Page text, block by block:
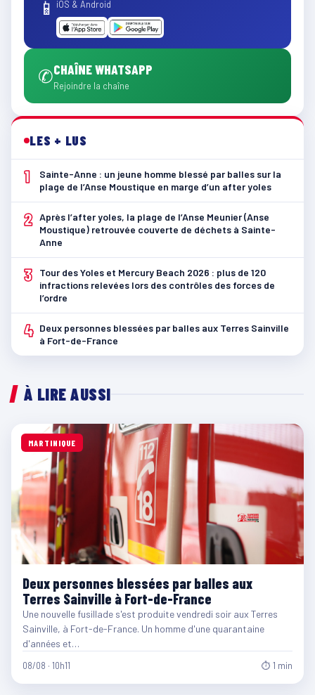
📱 iOS & Android
✆CHAÎNE WHATSAPP
Rejoindre la chaîne
LES + LUS
1
Sainte-Anne : un jeune homme blessé par balles sur la
plage de l’Anse Moustique en marge d’un after yoles
2 Après l’after yoles, la plage de l’Anse Meunier (Anse
Moustique) retrouvée couverte de déchets à Sainte-
Anne
3
Tour des Yoles et Mercury Beach 2026 : plus de 120
infractions relevées lors des contrôles des forces de
l’ordre
4 Deux personnes blessées par balles aux Terres Sainville
à Fort-de-France
À LIRE AUSSI
MARTINIQUE
Deux personnes blessées par balles aux
Terres Sainville à Fort-de-France
Une nouvelle fusillade s'est produite vendredi soir aux Terres
Sainville, à Fort-de-France. Un homme d'une quarantaine
d'années et…
08/08 · 10h11 ⏱ 1 min